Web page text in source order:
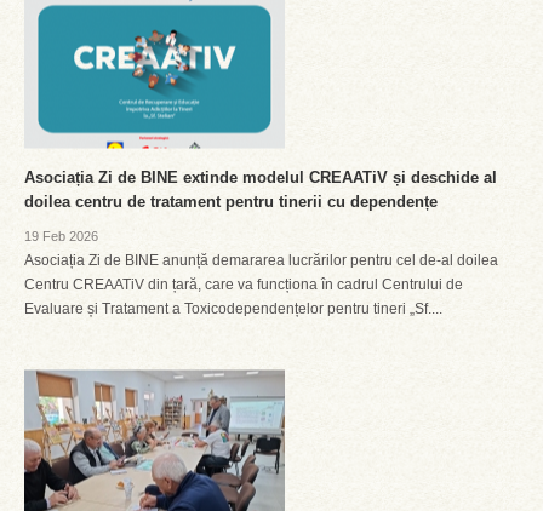
Asociația Zi de BINE extinde modelul CREAATiV și deschide al
doilea centru de tratament pentru tinerii cu dependențe
19 Feb 2026
Asociația Zi de BINE anunță demararea lucrărilor pentru cel de-al doilea
Centru CREAATiV din țară, care va funcționa în cadrul Centrului de
Evaluare și Tratament a Toxicodependențelor pentru tineri „Sf....